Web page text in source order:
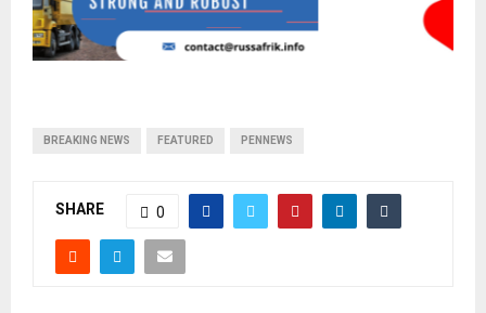
BREAKING NEWS FEATURED PENNEWS
SHARE 0